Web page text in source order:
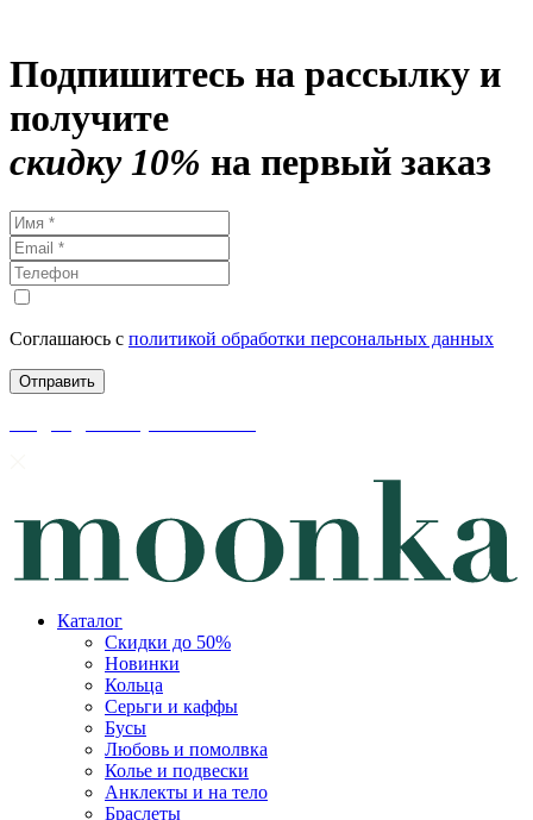
Подпишитесь на рассылку и
получите
скидку 10% на первый заказ
Соглашаюсь с политикой обработки персональных данных
Каталог
Скидки до 50%
Новинки
Кольца
Серьги и каффы
Бусы
Любовь и помолвка
Колье и подвески
Анклекты и на тело
Браслеты